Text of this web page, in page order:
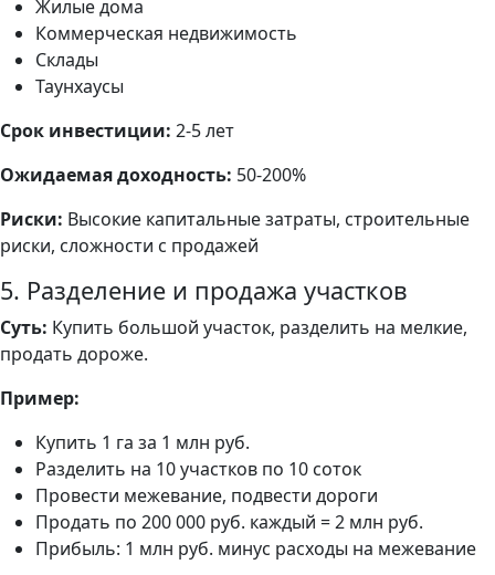
Жилые дома
Коммерческая недвижимость
Склады
Таунхаусы
Срок инвестиции: 2-5 лет
Ожидаемая доходность: 50-200%
Риски: Высокие капитальные затраты, строительные
риски, сложности с продажей
5. Разделение и продажа участков
Суть: Купить большой участок, разделить на мелкие,
продать дороже.
Пример:
Купить 1 га за 1 млн руб.
Разделить на 10 участков по 10 соток
Провести межевание, подвести дороги
Продать по 200 000 руб. каждый = 2 млн руб.
Прибыль: 1 млн руб. минус расходы на межевание